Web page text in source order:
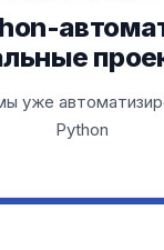
уже
Python